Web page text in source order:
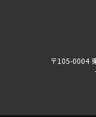
〒105-0004